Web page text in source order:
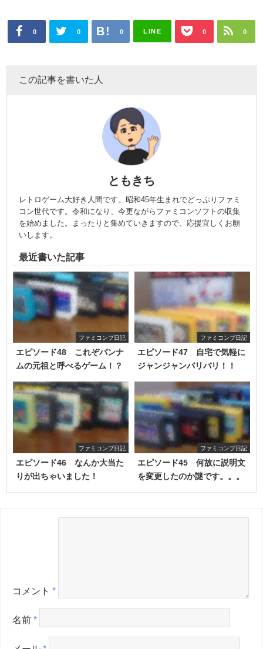
0 0 0 LINE 0 0
この記事を書いた人
ともきち
レトロゲーム大好き人間です。昭和45年生まれでどっぷりファミ
コン世代です。令和になり、今更ながらファミコンソフトの収集
を始めました。まったりと集めていきますので、応援宜しくお願
いします。
最近書いた記事
ファミコンプ日記
エピソード48 これぞバンナ
ムの元祖と呼べるゲーム！？
ファミコンプ日記
エピソード47 自宅で気軽に
ジャンジャンバリバリ！！
ファミコンプ日記
エピソード46 なんか大当た
りが出ちゃいました！
ファミコンプ日記
エピソード45 何故に説明文
を変更したのか謎です。。。
コメント *
名前 *